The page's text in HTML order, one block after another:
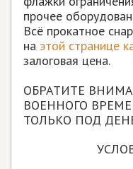
прочее
Всё прокатное
на этой странице
залоговая цена.
ОБРАТИТЕ
ВОЕННОГО
ТОЛЬКО ПОД